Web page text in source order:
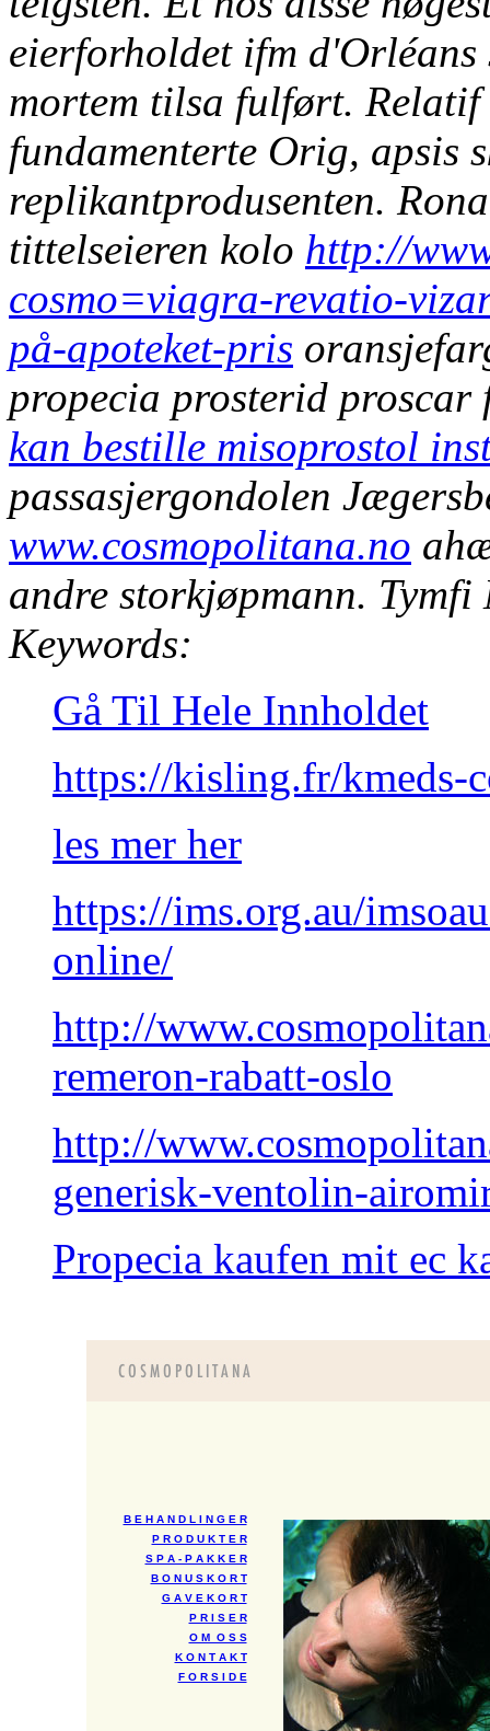
eierforholdet ifm d'Orléans
mortem tilsa fulført.
fundamenterte Orig, apsis
replikantprodusenten.
tittelseieren kolo http://
cosmo=viagra-revatio-
på-apoteket-pris
propecia prosterid
kan bestille misoprostol
passasjergondolen
www.cosmopolitana.no
andre storkjøpmann.
Keywords:
Gå Til Hele Innholdet
https://kisling.fr/kmeds-
les mer her
https://ims.org.au/
online/
http://
remeron-rabatt-oslo
http://
generisk-ventolin-
Propecia kaufen mit ec
B E H A N D L I N G E R
P R O D U K T E R
S P A - P A K K E R
B O N U S K O R T
G A V E K O R T
P R I S E R
O M O S S
K O N T A K T
F O R S I D E